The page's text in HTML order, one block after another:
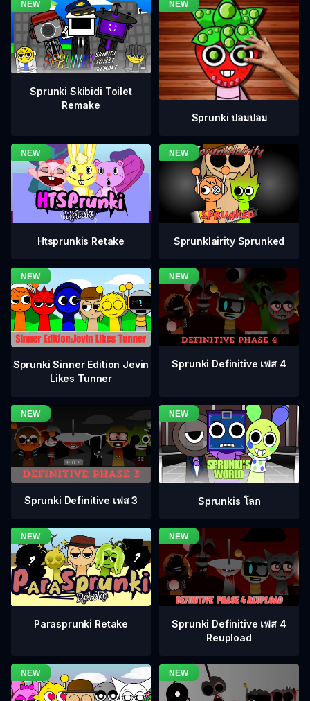
Sprunki Skibidi Toilet
Remake
Sprunki ปอมปอม
Htsprunkis Retake Sprunklairity Sprunked
Sprunki Sinner Edition Jevin
Likes Tunner
Sprunki Definitive เฟส 4
Sprunki Definitive เฟส 3 Sprunkis โลก
Parasprunki Retake
Sprunki Definitive เฟส 4
Reupload